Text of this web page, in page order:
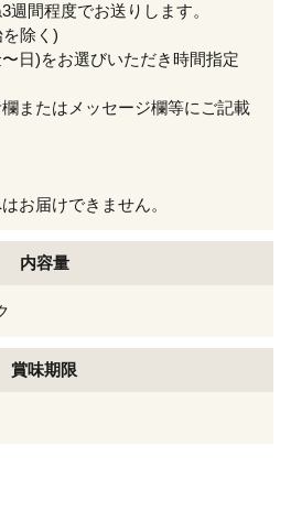
週間程度でお送りします。
除く)
日)をお選びいただき時間指定
またはメッセージ欄等にご記載
お届けできません。
内容量
賞味期限